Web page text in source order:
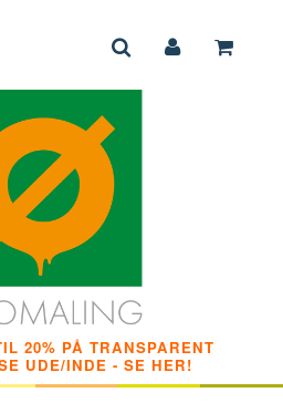
20% PÅ TRANSPARENT
UDE/INDE - SE HER!